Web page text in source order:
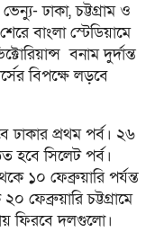
ঢাকা, চট্টগ্রাম ও
বাংলা স্টেডিয়ামে
বনাম দুর্দান্ত
বিপক্ষে লড়বে
ঢাকার প্রথম পর্ব। ২৬
হবে সিলেট পর্ব।
১০ ফেব্রুয়ারি পর্যন্ত
ফেব্রুয়ারি চট্টগ্রামে
ফিরবে দলগুলো।